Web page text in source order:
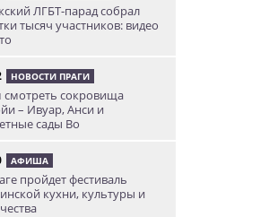
ЛГБТ-парад собрал
тысяч участников: видео
НОВОСТИ ПРАГИ
смотреть сокровища
– Ивуар, Анси и
сады Во
АФИША
пройдет фестиваль
кухни, культуры и